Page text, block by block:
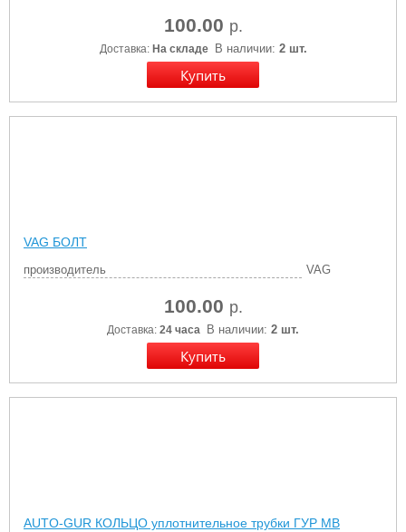
100.00 р.
Доставка: На складе В наличии: 2 шт.
VAG БОЛТ
производитель VAG
100.00 р.
Доставка: 24 часа В наличии: 2 шт.
AUTO-GUR КОЛЬЦО уплотнительное трубки ГУР MB